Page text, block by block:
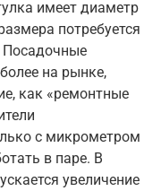
имеет диаметр
потребуется
Посадочные
на рынке,
как «ремонтные
с микрометром
в паре. В
увеличение